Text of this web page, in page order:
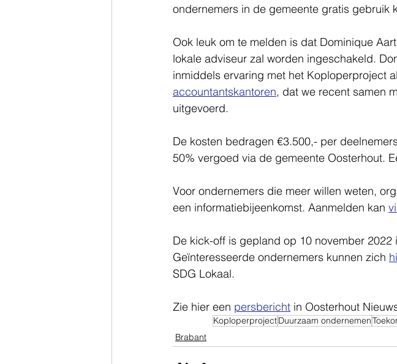
ondernemers in de gemeente gratis gebruik
Ook leuk om te melden is dat Dominique
lokale adviseur zal worden ingeschakeld.
inmiddels ervaring met het Koploperproject
accountantskantoren, dat we recent samen
uitgevoerd.
De kosten bedragen €3.500,- per
50% vergoed via de gemeente Oosterhout.
Voor ondernemers die meer willen weten,
een informatiebijeenkomst. Aanmelden kan
De kick-off is gepland op 10 november
Geïnteresseerde ondernemers kunnen zich
SDG Lokaal.
Zie hier een persbericht in Oosterhout
KoploperprojectDuurzaam ondernemen
Brabant